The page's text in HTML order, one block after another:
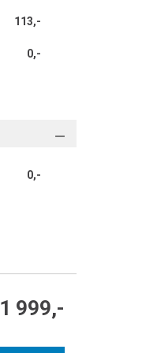
113,-
0,-
0,-
1 999,-